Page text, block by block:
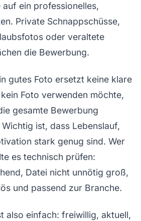
ein professionelles,
Private Schnappschüsse,
oder veraltete
die Bewerbung.
gutes Foto ersetzt keine klare
Foto verwenden möchte,
gesamte Bewerbung
ist, dass Lebenslauf,
stark genug sind. Wer
es technisch prüfen:
Datei nicht unnötig groß,
und passend zur Branche.
also einfach: freiwillig, aktuell,